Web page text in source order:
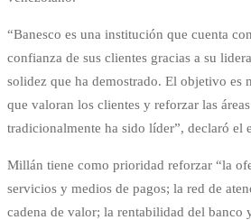
“Banesco es una institución que cuenta
confianza de sus clientes gracias a su
solidez que ha demostrado. El objetivo es
que valoran los clientes y reforzar las
tradicionalmente ha sido líder”, declaró el
Millán tiene como prioridad reforzar “la
servicios y medios de pagos; la red de
cadena de valor; la rentabilidad del banco